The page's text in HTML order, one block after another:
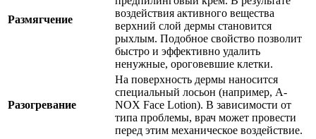
Размягчение
воздействия активного вещества
верхний слой дермы становится
рыхлым. Подобное свойство позволит
быстро и эффективно удалить
ненужные, ороговевшие клетки.
Разогревание
На поверхность дермы наносится
специальный лосьон (например, A-
NOX Face Lotion). В зависимости от
типа проблемы, врач может провести
перед этим механическое воздействие.